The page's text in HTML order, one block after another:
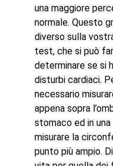
una maggiore
normale. Questo
diverso sulla
test, che si può
determinare se si
disturbi cardiaci.
necessario
appena sopra
stomaco ed in
misurare la
punto più ampio.